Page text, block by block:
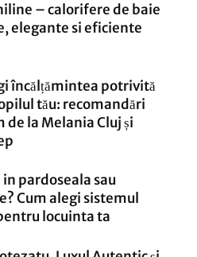
– calorifere de baie
elegante si eficiente
încălțămintea potrivită
tău: recomandări
de la Melania Cluj și
pardoseala sau
Cum alegi sistemul
locuinta ta